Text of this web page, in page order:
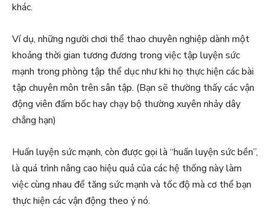
khác.
Ví dụ, những người chơi thể thao chuyên nghiệp dành một
khoảng thời gian tương đương trong việc tập luyện sức
mạnh trong phòng tập thể dục như khi họ thực hiện các bài
tập chuyên môn trên sân tập. (Bạn sẽ thường thấy các vận
động viên đấm bốc hay chạy bộ thường xuyên nhảy dây
chẳng hạn)
Huấn luyện sức mạnh, còn được gọi là “huấn luyện sức bền”,
là quá trình nâng cao hiệu quả của các hệ thống này làm
việc cùng nhau để tăng sức mạnh và tốc độ mà cơ thể bạn
thực hiện các vận động theo ý nó.